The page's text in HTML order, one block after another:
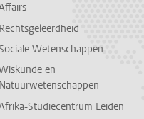
Rechtsgeleerdheid
Wetenschappen
en
Natuurwetenschappen
Studiecentrum Leiden